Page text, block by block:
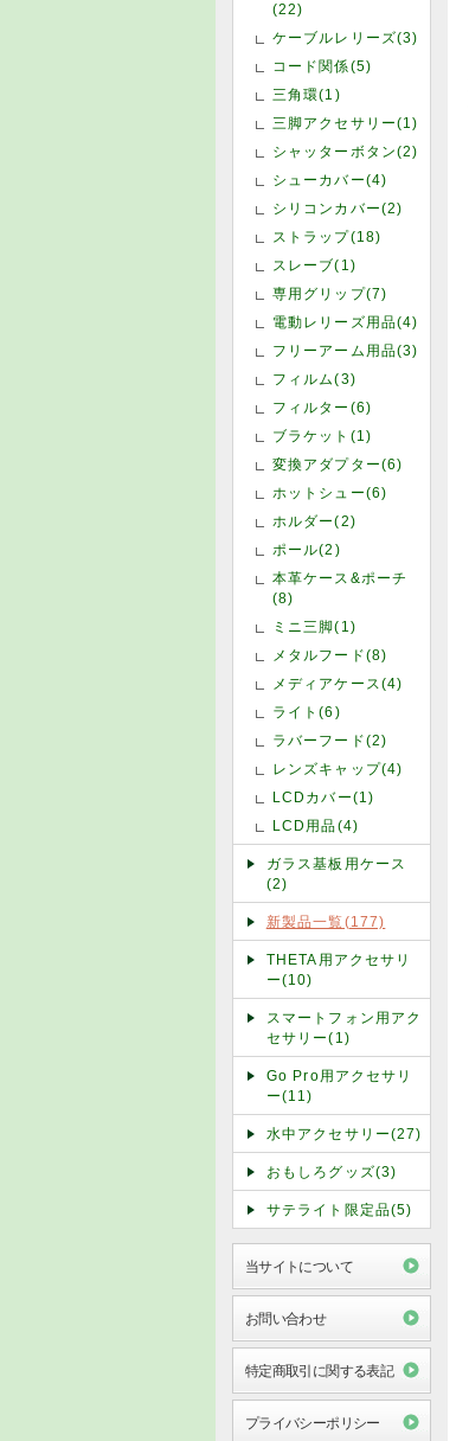
(22)
ケーブルレリーズ(3)
コード関係(5)
三角環(1)
三脚アクセサリー(1)
シャッターボタン(2)
シューカバー(4)
シリコンカバー(2)
ストラップ(18)
スレーブ(1)
専用グリップ(7)
電動レリーズ用品(4)
フリーアーム用品(3)
フィルム(3)
フィルター(6)
ブラケット(1)
変換アダプター(6)
ホットシュー(6)
ホルダー(2)
ポール(2)
本革ケース&ポーチ
(8)
ミニ三脚(1)
メタルフード(8)
メディアケース(4)
ライト(6)
ラバーフード(2)
レンズキャップ(4)
LCDカバー(1)
LCD用品(4)
ガラス基板用ケース
(2)
新製品一覧(177)
THETA用アクセサリ
ー(10)
スマートフォン用アク
セサリー(1)
Go Pro用アクセサリ
ー(11)
水中アクセサリー(27)
おもしろグッズ(3)
サテライト限定品(5)
当サイトについて
お問い合わせ
特定商取引に関する表記
プライバシーポリシー